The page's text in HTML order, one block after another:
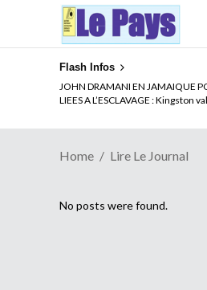
Flash Infos
JOHN DRAMANI EN JAMAIQUE
LIEES A L’ESCLAVAGE : Kingston
Home Lire Le Journal
No posts were found.